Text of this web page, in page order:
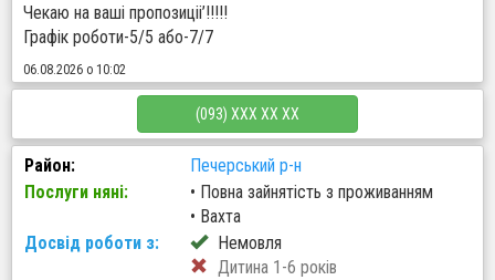
Чекаю на вашi пропозицii’!!!!!
Графiк роботи-5/5 або-7/7
06.08.2026 о 10:02
(093) XXX XX XX
Район:
Печерський р-н
Послуги няні:
• Повна зайнятість з проживанням
• Вахта
Досвід роботи з:
Немовля
Дитина 1-6 років